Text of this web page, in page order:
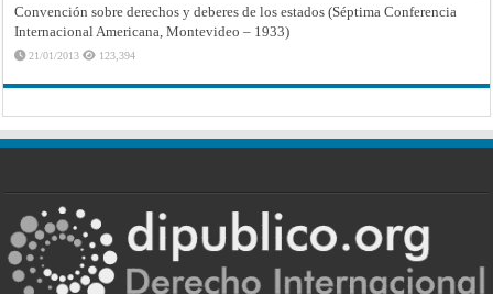
Convención sobre derechos y deberes de los estados (Séptima Conferencia
Internacional Americana, Montevideo – 1933)
21/01/2013 123,394